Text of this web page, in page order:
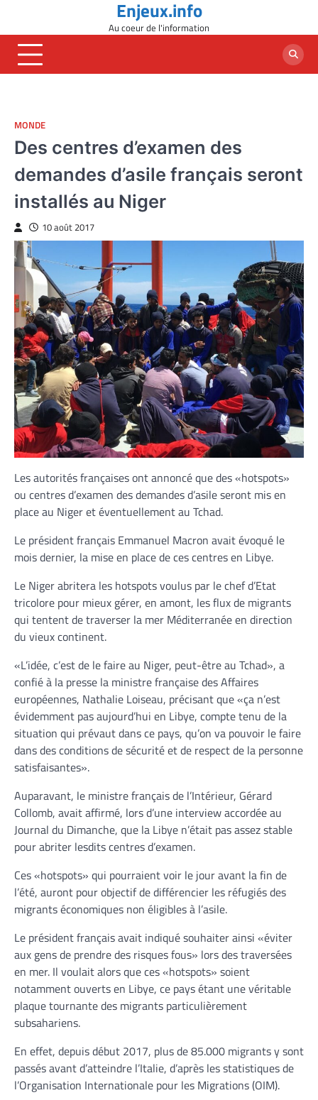
content
Enjeux.info
Au coeur de l'information
MONDE
Des centres d’examen des
demandes d’asile français seront
installés au Niger
10 août 2017
Les autorités françaises ont annoncé que des «hotspots»
ou centres d’examen des demandes d’asile seront mis en
place au Niger et éventuellement au Tchad.
Le président français Emmanuel Macron avait évoqué le
mois dernier, la mise en place de ces centres en Libye.
Le Niger abritera les hotspots voulus par le chef d’Etat
tricolore pour mieux gérer, en amont, les flux de migrants
qui tentent de traverser la mer Méditerranée en direction
du vieux continent.
«L’idée, c’est de le faire au Niger, peut-être au Tchad», a
confié à la presse la ministre française des Affaires
européennes, Nathalie Loiseau, précisant que «ça n’est
évidemment pas aujourd’hui en Libye, compte tenu de la
situation qui prévaut dans ce pays, qu’on va pouvoir le faire
dans des conditions de sécurité et de respect de la personne
satisfaisantes».
Auparavant, le ministre français de l’Intérieur, Gérard
Collomb, avait affirmé, lors d’une interview accordée au
Journal du Dimanche, que la Libye n’était pas assez stable
pour abriter lesdits centres d’examen.
Ces «hotspots» qui pourraient voir le jour avant la fin de
l’été, auront pour objectif de différencier les réfugiés des
migrants économiques non éligibles à l’asile.
Le président français avait indiqué souhaiter ainsi «éviter
aux gens de prendre des risques fous» lors des traversées
en mer. Il voulait alors que ces «hotspots» soient
notamment ouverts en Libye, ce pays étant une véritable
plaque tournante des migrants particulièrement
subsahariens.
En effet, depuis début 2017, plus de 85.000 migrants y sont
passés avant d’atteindre l’Italie, d’après les statistiques de
l’Organisation Internationale pour les Migrations (OIM).